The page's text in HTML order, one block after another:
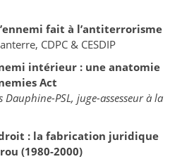
fait à l’antiterrorisme
CDPC & CESDIP
intérieur : une anatomie
Act
Dauphine-PSL, juge-assesseur à la
: la fabrication juridique
(1980-2000)